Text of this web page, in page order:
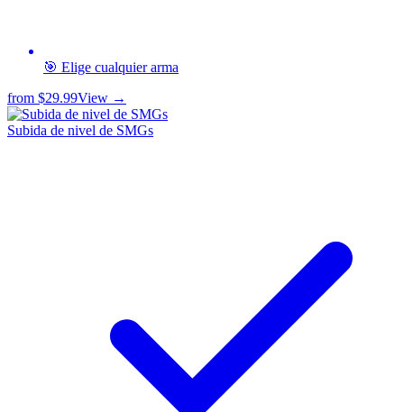
🎯 Elige cualquier arma
from $29.99View →
Subida de nivel de SMGs